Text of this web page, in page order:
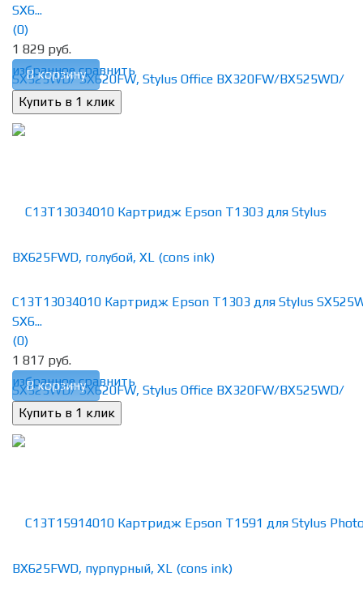
избранное сравнить
SX6...
(0)
1 829 руб.
В корзину
избранное сравнить
C13T13034010 Картридж Epson T1303 для Stylus
SX6...
(0)
1 817 руб.
В корзину